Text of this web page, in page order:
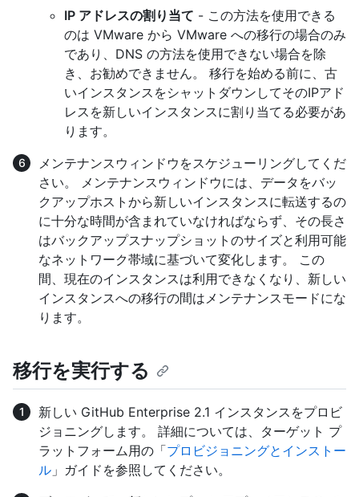
IP アドレスの割り当て - この方法を使用できる
のは VMware から VMware への移行の場合のみ
であり、DNS の方法を使用できない場合を除
き、お勧めできません。 移行を始める前に、古
いインスタンスをシャットダウンしてそのIPアド
レスを新しいインスタンスに割り当てる必要があ
ります。
メンテナンスウィンドウをスケジューリングしてくだ
さい。 メンテナンスウィンドウには、データをバッ
クアップホストから新しいインスタンスに転送するの
に十分な時間が含まれていなければならず、その長さ
はバックアップスナップショットのサイズと利用可能
なネットワーク帯域に基づいて変化します。 この
間、現在のインスタンスは利用できなくなり、新しい
インスタンスへの移行の間はメンテナンスモードにな
ります。
移行を実行する
新しい GitHub Enterprise 2.1 インスタンスをプロビ
ジョニングします。 詳細については、ターゲット プ
ラットフォーム用の「プロビジョニングとインストー
ル 」ガイドを参照してください。